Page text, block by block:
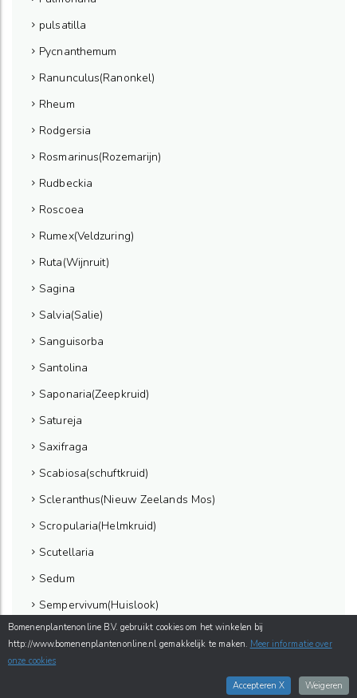
pulsatilla
Pycnanthemum
Ranunculus(Ranonkel)
Rheum
Rodgersia
Rosmarinus(Rozemarijn)
Rudbeckia
Roscoea
Rumex(Veldzuring)
Ruta(Wijnruit)
Sagina
Salvia(Salie)
Sanguisorba
Santolina
Saponaria(Zeepkruid)
Satureja
Saxifraga
Scabiosa(schuftkruid)
Scleranthus(Nieuw Zeelands Mos)
Scropularia(Helmkruid)
Scutellaria
Sedum
Sempervivum(Huislook)
Senna(Wilde Senna)
Serratula(Zaagblad)
Bomenenplantenonline B.V. gebruikt cookies om het winkelen bij
http://www.bomenenplantenonline.nl gemakkelijk te maken. Meer informatie over
onze cookies
Accepteren X Weigeren